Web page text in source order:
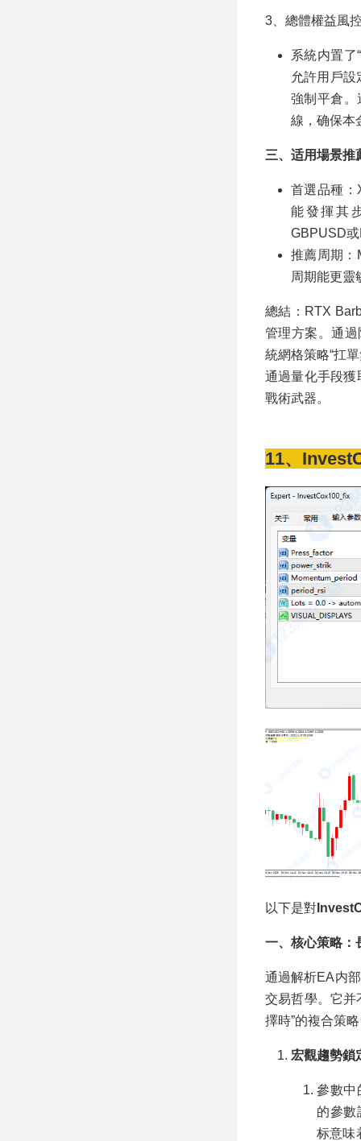
3、總體權益風
系統内置了
允許用戶
強制平倉。
線，确保本
三、适用場景推
首選品種：
能發揮其
GBPUSD
推薦周期：
周期能更靈
總結：RTX
管理方案。通
統網格策略“扛
通過量化手段獲
戰術武器。
11、
以下是對
一、核心策略
通過解析EA内
交易哲學。它并
擇時”的複合策
宏觀趨勢
參數
的參數
标意味